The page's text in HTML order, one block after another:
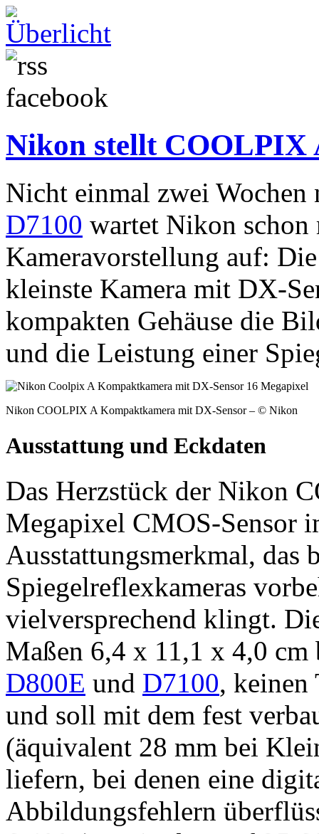
Nikon stellt COOLPIX
Nicht einmal zwei Wochen
D7100 wartet Nikon schon
Kameravorstellung auf:
kleinste Kamera mit DX-
kompakten Gehäuse die
und die Leistung einer
Nikon COOLPIX A Kompaktkamera mit DX-Sensor – © Nikon
Ausstattung und Eckdaten
Das Herzstück der Nikon
Megapixel CMOS-Sensor
Ausstattungsmerkmal, das
Spiegelreflexkameras
vielversprechend klingt.
Maßen 6,4 x 11,1 x 4,0
D800E und D7100, keinen
und soll mit dem fest
(äquivalent 28 mm bei
liefern, bei denen eine
Abbildungsfehlern